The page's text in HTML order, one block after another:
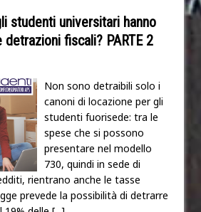
studenti universitari hanno
fiscali? PARTE 2
Non sono detraibili solo i
canoni di locazione per gli
studenti fuorisede: tra le
spese che si possono
presentare nel modello
730, quindi in sede di
rientrano anche le tasse
prevede la possibilità di detrarre